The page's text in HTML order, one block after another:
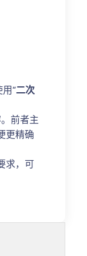
“二次
前者主
更精确
求，可